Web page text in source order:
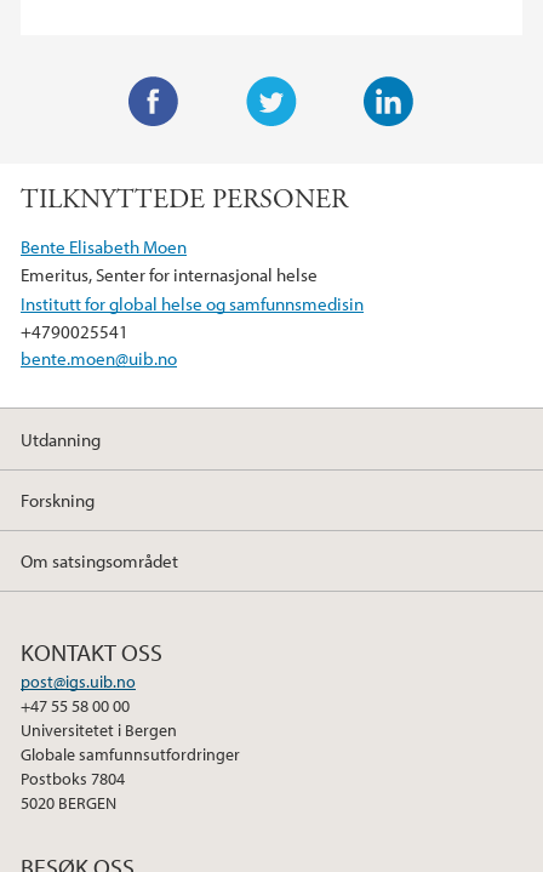
i
b
o
k
TILKNYTTEDE PERSONER
Bente Elisabeth Moen
Emeritus, Senter for internasjonal helse
Institutt for global helse og samfunnsmedisin
+4790025541
bente.moen@uib.no
Utdanning
Forskning
Om satsingsområdet
KONTAKT OSS
post@igs.uib.no
+47 55 58 00 00
Universitetet i Bergen
Globale samfunnsutfordringer
Postboks 7804
5020 BERGEN